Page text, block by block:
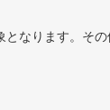
なります。その